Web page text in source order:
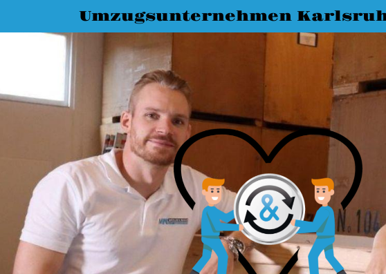
Umzugsunternehmen